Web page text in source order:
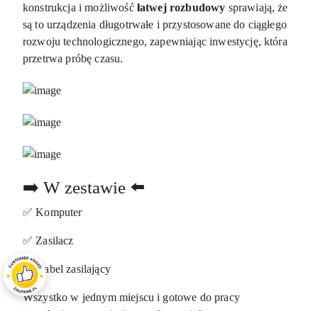
konstrukcja i możliwość łatwej rozbudowy sprawiają, że
są to urządzenia długotrwałe i przystosowane do ciągłego
rozwoju technologicznego, zapewniając inwestycję, która
przetrwa próbę czasu.
➡️ W zestawie ⬅️
✅ Komputer
✅ Zasilacz
✅ Kabel zasilający
Wszystko w jednym miejscu i gotowe do pracy